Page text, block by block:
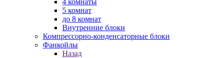
4 комнаты
5 комнат
до 8 комнат
Внутренние блоки
Компрессорно-конденсаторные блоки
Фанкойлы
Назад